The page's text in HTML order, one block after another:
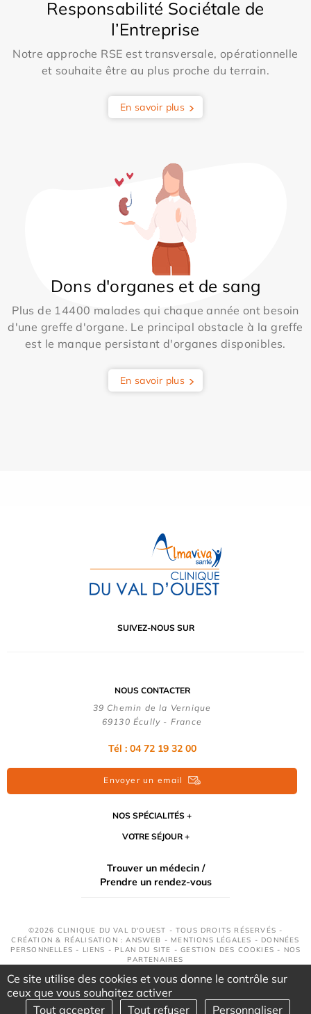
Responsabilité Sociétale de
l’Entreprise
Notre approche RSE est transversale, opérationnelle
et souhaite être au plus proche du terrain.
En savoir plus
Dons d'organes et de sang
Plus de 14400 malades qui chaque année ont besoin
d'une greffe d'organe. Le principal obstacle à la greffe
est le manque persistant d'organes disponibles.
En savoir plus
SUIVEZ-NOUS SUR
NOUS CONTACTER
39 Chemin de la Vernique
69130 Écully - France
Tél : 04 72 19 32 00
Envoyer un email
NOS SPÉCIALITÉS
VOTRE SÉJOUR
Trouver un médecin /
Prendre un rendez-vous
©2026 CLINIQUE DU VAL D'OUEST - TOUS DROITS RÉSERVÉS -
CRÉATION & RÉALISATION : ANSWEB - MENTIONS LÉGALES - DONNÉES
PERSONNELLES - LIENS - PLAN DU SITE -GESTION DES COOKIES - NOS
PARTENAIRES
Ce site utilise des cookies et vous donne le contrôle sur
ceux que vous souhaitez activer
Tout accepter
Tout refuser Personnaliser